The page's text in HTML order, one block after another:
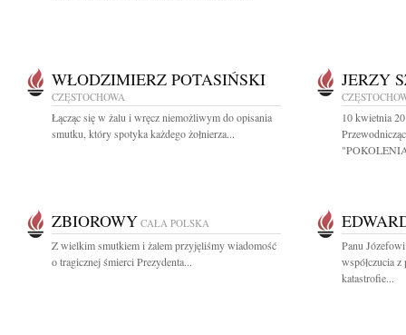
WŁODZIMIERZ POTASIŃSKI
CZĘSTOCHOWA
Łącząc się w żalu i wręcz niemożliwym do opisania
smutku, który spotyka każdego żołnierza...
JERZY
10 kwietnia
ZBIOROWY CAŁA POLSKA
Z wielkim smutkiem i żalem przyjęliśmy wiadomość
o tragicznej śmierci Prezydenta...
Panu
współczucia
katastrofie...